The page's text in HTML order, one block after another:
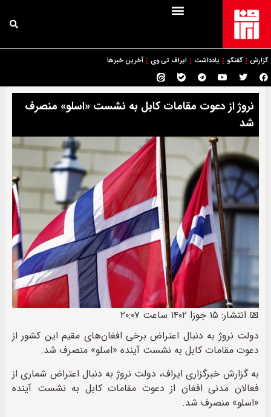
گزارش گفتگو یادداشت ایراف تی وی آخرین خبرها
نروژ از دعوت مقامات کابل به نشست «اسلو» منصرف
شد
📅 انتشار: ۱۵ جوزا ۱۴۰۲ ساعت ۲۰:۰۷
دولت نروژ به دنبال اعتراض برخی افغان‌های مقیم این کشور از
دعوت مقامات کابل به نشست آینده «اسلو» منصرف شد.
به گزارش خبرگزاری ایراف، دولت نروژ به دنبال اعتراض شماری از
فعالان مدنی افغان از دعوت مقامات کابل به نشست آینده
«اسلو» منصرف شد.